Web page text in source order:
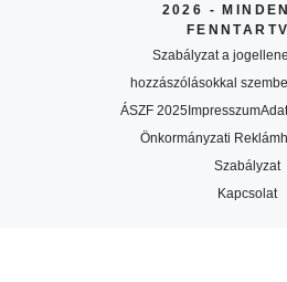
2026 -
Szabályzat a
hozzászólásokkal
ÁSZF 2025Impresszum
Önkormányzati
Szabályzat
Kapcsolat